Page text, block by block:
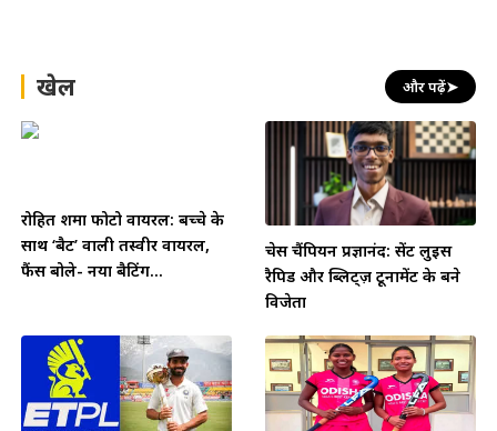
खेल और पढ़ें➤
रोहित शर्मा फोटो वायरल: बच्चे के
साथ ‘बैट’ वाली तस्वीर वायरल,
फैंस बोले- नया बैटिंग...
चेस चैंपियन प्रज्ञानंद: सेंट लुइस
रैपिड और ब्लिट्ज़ टूर्नामेंट के बने
विजेता